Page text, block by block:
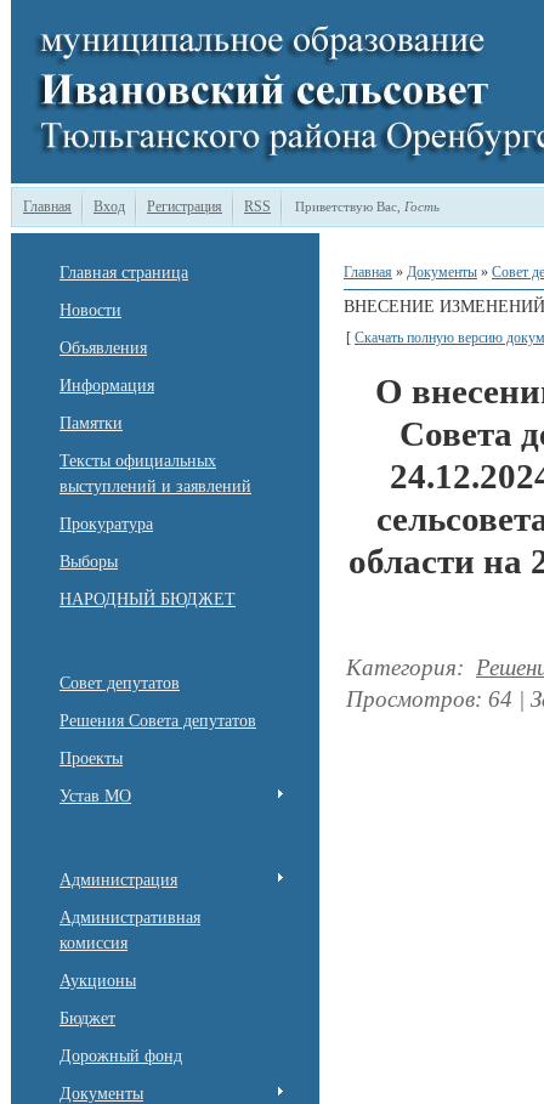
Главная Вход Регистрация RSS Приветствую Вас Гость
Главная страница
Новости
Объявления
Информация
Памятки
Тексты официальных
выступлений и заявлений
Прокуратура
Выборы
НАРОДНЫЙ БЮДЖЕТ
Совет депутатов
Решения Совета депутатов
Проекты
Устав МО
Администрация
Административная
комиссия
Аукционы
Бюджет
Дорожный фонд
Документы
Главная » Документы » Совет
ВНЕСЕНИЕ
[ Скачать полную версию
О
Совета
области на
Категория:
Просмотров: 64 |